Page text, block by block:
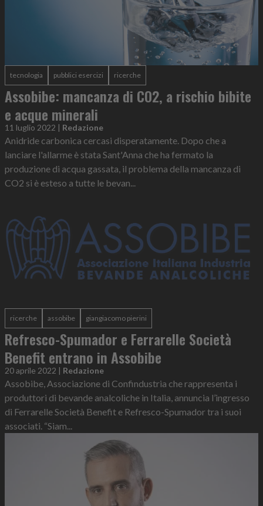
tecnologia pubblici esercizi ricerche
Assobibe: mancanza di CO2, a rischio bibite
e acque minerali
11 luglio 2022 | Redazione
Anidride carbonica cercasi disperatamente. Dopo che a
lanciare l'allarme è stata Sant'Anna che ha fermato la
produzione di acqua gassata, il problema della mancanza di
CO2 si è esteso a tutte le bevan...
ricerche assobibe giangiacomo pierini
Refresco-Spumador e Ferrarelle Società
Benefit entrano in Assobibe
20 aprile 2022 | Redazione
Assobibe, Associazione di Confindustria che rappresenta i
produttori di bevande analcoliche in Italia, annuncia l’ingresso
di Ferrarelle Società Benefit e Refresco-Spumador tra i suoi
associati. “Siam...